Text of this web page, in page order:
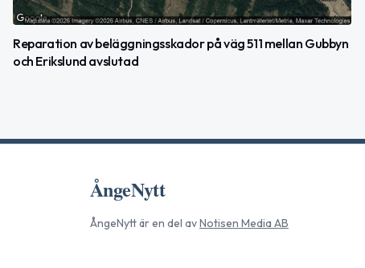
Reparation av beläggningsskador på väg 511 mellan Gubbyn
och Erikslund avslutad
ÅngeNytt
ÅngeNyttär en del avNotisen Media AB